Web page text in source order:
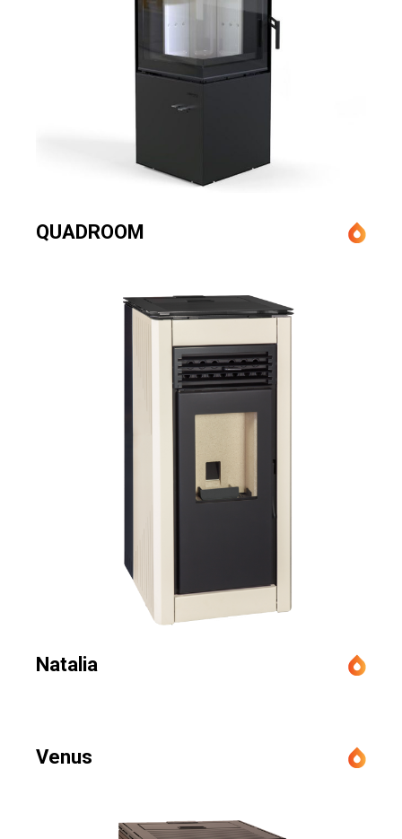
QUADROOM
Natalia
Venus